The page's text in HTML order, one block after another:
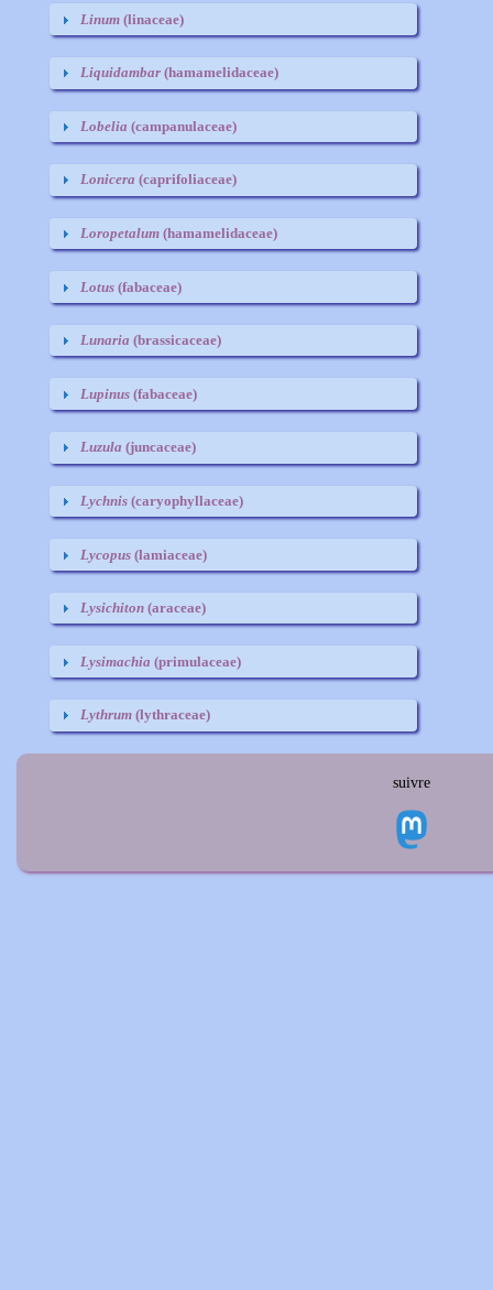
Linum(linaceae)
Liquidambar(hamamelidaceae)
Lobelia (campanulaceae)
Lonicera (caprifoliaceae)
Loropetalum(hamamelidaceae)
Lotus(fabaceae)
Lunaria (brassicaceae)
Lupinus(fabaceae)
Luzula (juncaceae)
Lychnis(caryophyllaceae)
Lycopus(lamiaceae)
Lysichiton(araceae)
Lysimachia (primulaceae)
Lythrum(lythraceae)
suivre